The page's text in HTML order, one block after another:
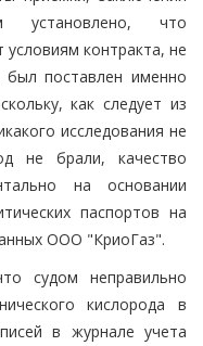
установлено, что
контракта, не
был поставлен именно
как следует из
исследования не
не брали, качество
на основании
паспортов на
ООО "КриоГаз".
судом неправильно
кислорода в
в журнале учета